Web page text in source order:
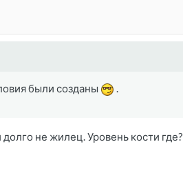
были созданы .
не жилец. Уровень кости где?